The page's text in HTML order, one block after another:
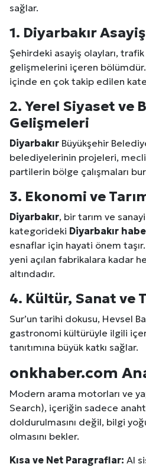
sağlar.
1. DiyarbakırAsayiş
Şehirdeki asayiş olayları,
gelişmelerini içeren bölümdür.
içinde en çok takip edilen
2. Yerel Siyaset ve
Gelişmeleri
Diyarbakır Büyükşehir
belediyelerinin projeleri,
partilerin bölge çalışmaları
3. Ekonomi ve
Diyarbakır, bir tarım ve
kategorideki Diyarbakır
esnaflar için hayati önem
yeni açılan fabrikalara kadar
altındadır.
4. Kültür, Sanat ve
Sur’un tarihi dokusu, Hevsel
gastronomi kültürüyle ilgili
tanıtımına büyük katkı sağlar.
onkhaber.com
Modern arama motorları ve
Search), içeriğin sadece
doldurulmasını değil, bilgi
olmasını bekler.
Kısa ve Net Paragraflar: AI